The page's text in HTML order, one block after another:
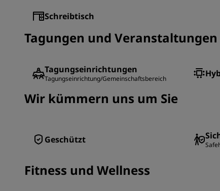
Schreibtisch
Tagungen und Veranstaltungen
Tagungseinrichtungen
Tagungseinrichtung/Gemeinschaftsbereich
Wir kümmern uns um Sie
Geschützt
Fitness und Wellness